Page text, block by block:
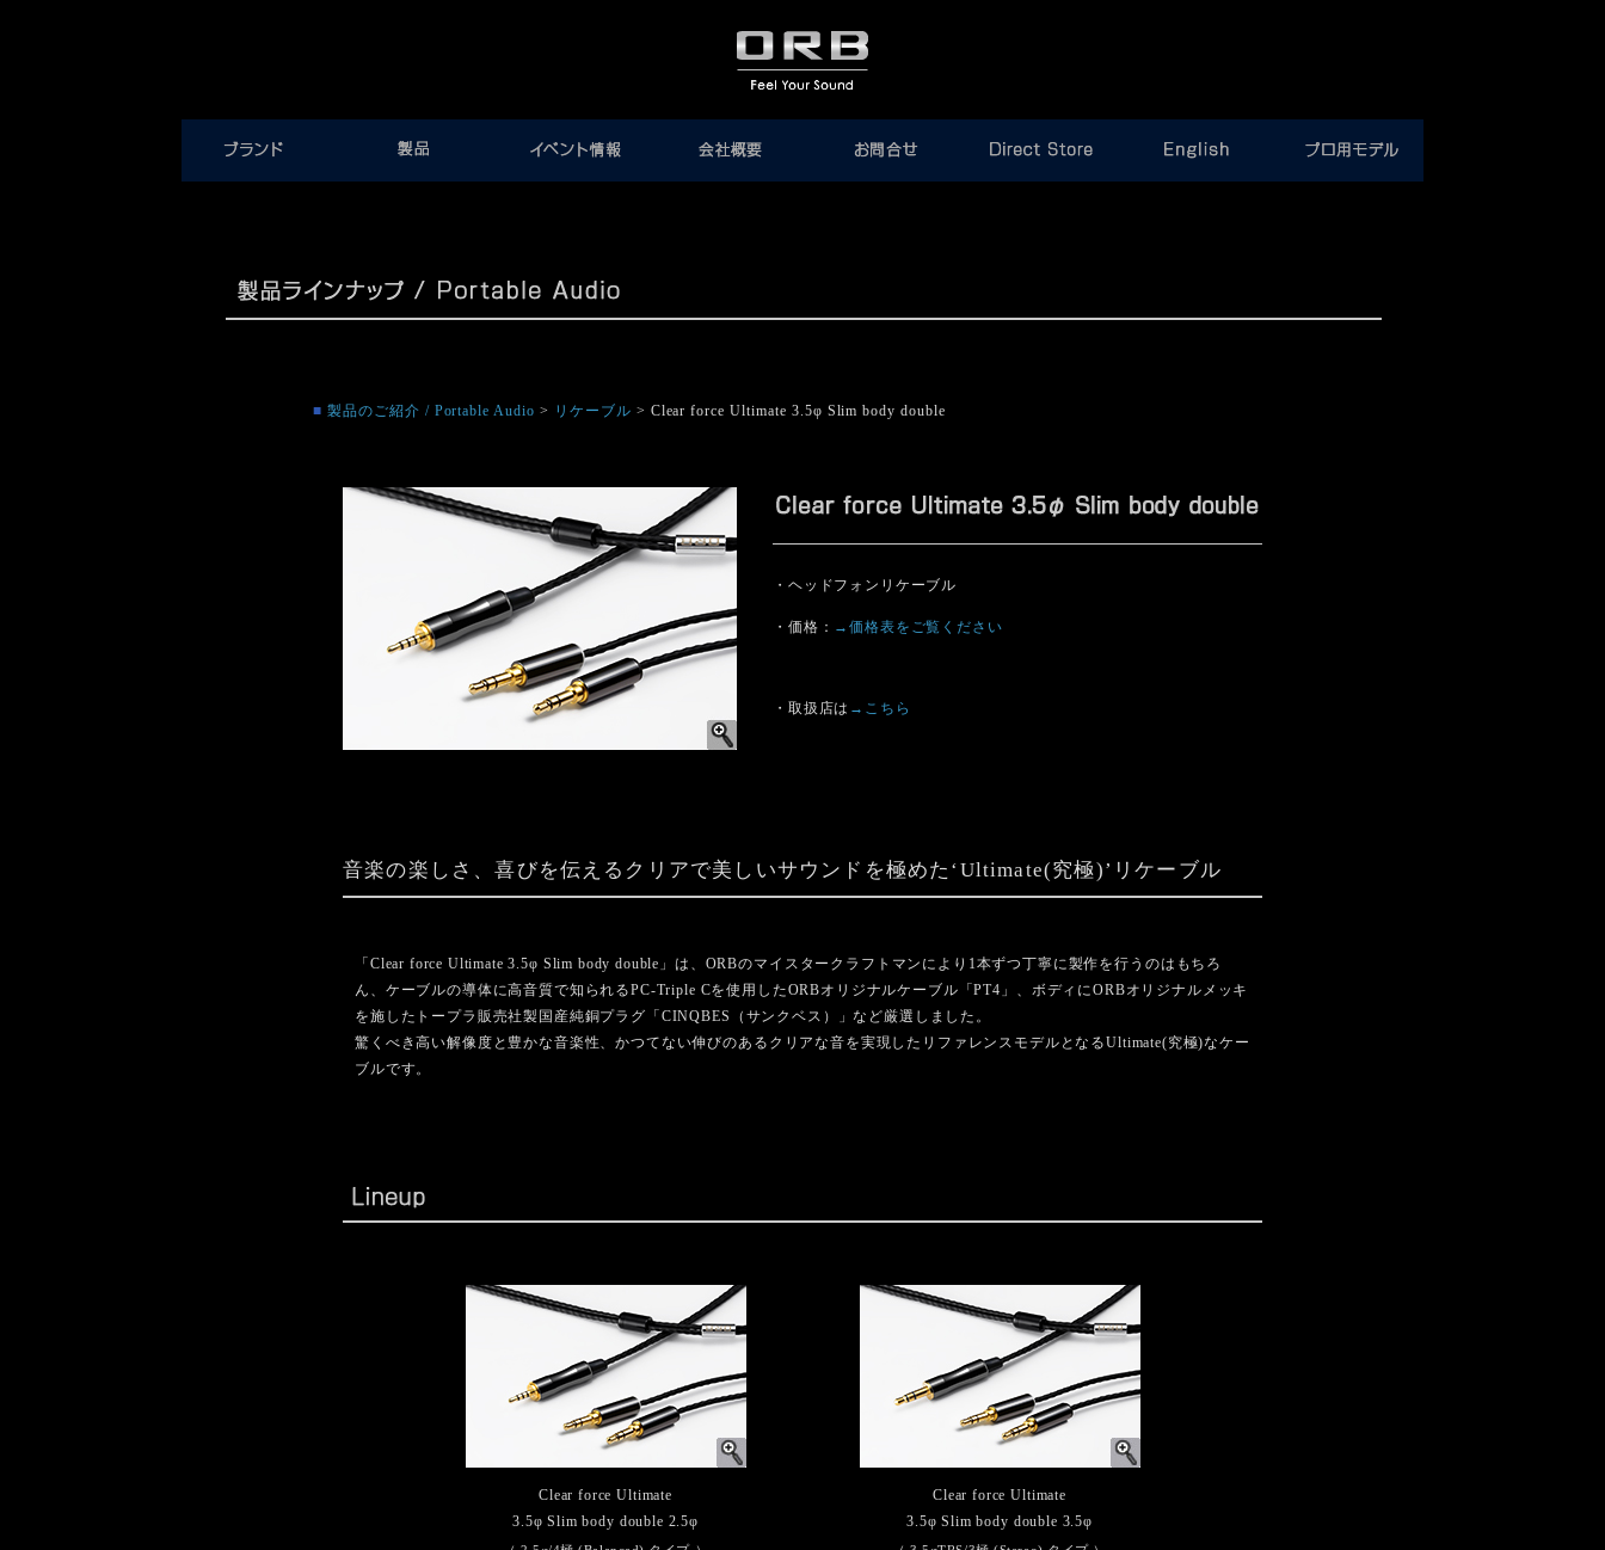
■ 製品のご紹介 / Portable Audio > リケーブル > Clear force Ultimate 3.5φ Slim body double
・ヘッドフォンリケーブル
・価格： →価格表をご覧ください
・取扱店は →こちら
音楽の楽しさ、喜びを伝えるクリアで美しいサウンドを極めた‘Ultimate(究極)’リケーブル
「Clear force Ultimate 3.5φ Slim body double」は、ORBのマイスタークラフトマンにより1本ずつ丁寧に製作を行うのはもちろ
ん、ケーブルの導体に高音質で知られるPC-Triple Cを使用したORBオリジナルケーブル「PT4」、ボディにORBオリジナルメッキ
を施したトープラ販売社製国産純銅プラグ「CINQBES（サンクベス）」など厳選しました。
驚くべき高い解像度と豊かな音楽性、かつてない伸びのあるクリアな音を実現したリファレンスモデルとなるUltimate(究極)なケー
ブルです。
Clear force Ultimate
3.5φ Slim body double 2.5φ
Clear force Ultimate
3.5φ Slim body double 3.5φ